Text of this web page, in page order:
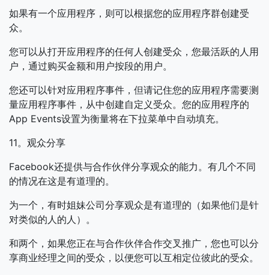
如果有一个应用程序，则可以根据您的应用程序群创建受
众。
您可以从打开应用程序的任何人创建受众，您最活跃的人用
户，通过购买金额和用户按段的用户。
您还可以针对应用程序事件，但请记住您的应用程序需要测
量应用程序事件，从中创建自定义受众。您的应用程序的
App Events设置为衡量将在下拉菜单中自动填充。
11。观众分享
Facebook还提供与合作伙伴分享观众的能力。有几个不同
的情况在这是有道理的。
为一个，有时姐妹公司分享观众是有道理的（如果他们是针
对类似的人的人）。
和两个，如果您正在与合作伙伴合作交叉推广，您也可以分
享商业经理之间的受众，以便您可以互相定位彼此的受众。